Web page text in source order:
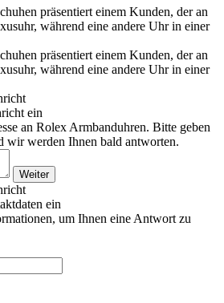
ein
an Rolex Armbanduhren. Bitte geben
wir werden Ihnen bald antworten.
Weiter
ein
um Ihnen eine Antwort zu